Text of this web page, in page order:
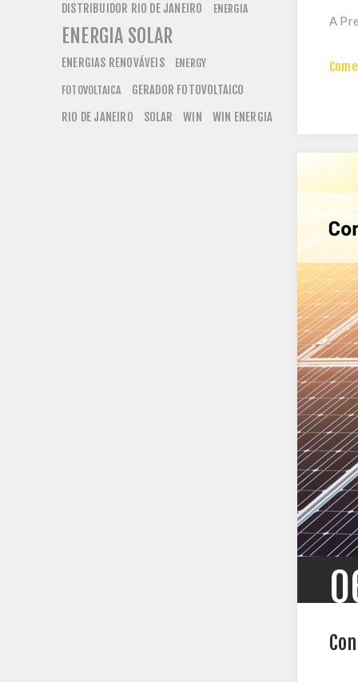
A
DISTRIBUIDOR RIO DE JANEIRO ENERGIA
ENERGIA SOLAR
ENERGIAS RENOVÁVEIS
ENERGY
FOTOVOLTAICA
GERADOR FOTOVOLTAICO
RIO DE JANEIRO
SOLAR WIN WIN ENERGIA